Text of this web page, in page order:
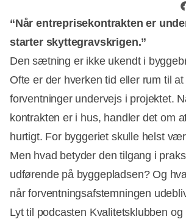
“Når entreprisekontrakten er
starter skyttegravskrigen.”
Den sætning er ikke ukendt i
Ofte er der hverken tid eller rum til
forventninger undervejs i projektet.
kontrakten er i hus, handler det om
hurtigt. For byggeriet skulle helst
Men hvad betyder den tilgang i
udførende på byggepladsen? Og
når forventningsafstemningen
Lyt til podcasten Kvalitetsklubben